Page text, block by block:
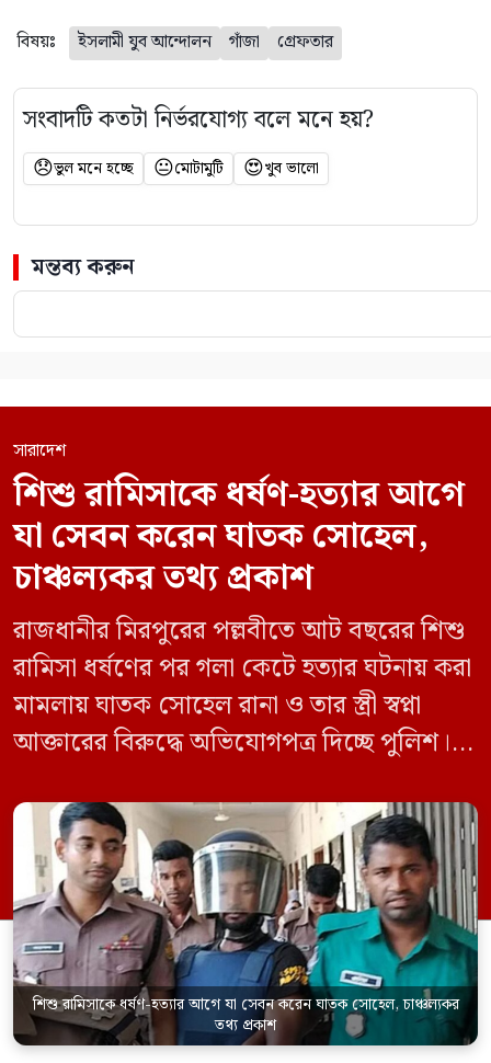
বিষয়ঃ ইসলামী যুব আন্দোলন গাঁজা গ্রেফতার
সংবাদটি কতটা নির্ভরযোগ্য বলে মনে হয়?
😞ভুল মনে হচ্ছে 😐মোটামুটি 😍খুব ভালো
মন্তব্য করুন
সারাদেশ
শিশু রামিসাকে ধর্ষণ-হত্যার আগে
যা সেবন করেন ঘাতক সোহেল,
চাঞ্চল্যকর তথ্য প্রকাশ
রাজধানীর মিরপুরের পল্লবীতে আট বছরের শিশু
রামিসা ধর্ষণের পর গলা কেটে হত্যার ঘটনায় করা
মামলায় ঘাতক সোহেল রানা ও তার স্ত্রী স্বপ্না
আক্তারের বিরুদ্ধে অভিযোগপত্র দিচ্ছে পুলিশ।
সেবন করেছিলেন বলে জবানবন্দিতে
জানিয়েছেন আসামি। রোববার (২৪ মে) সকালে
মামলার তদন্ত কর্মকর্তা পল্লবী থানার উপ-
পরিদর্শক অহিদুজ্জামান এ তথ্য নিছিত করেন।
তিনি বলেন, […]
শিশু রামিসাকে ধর্ষণ-হত্যার আগে যা সেবন করেন ঘাতক সোহেল, চাঞ্চল্যকর
তথ্য প্রকাশ